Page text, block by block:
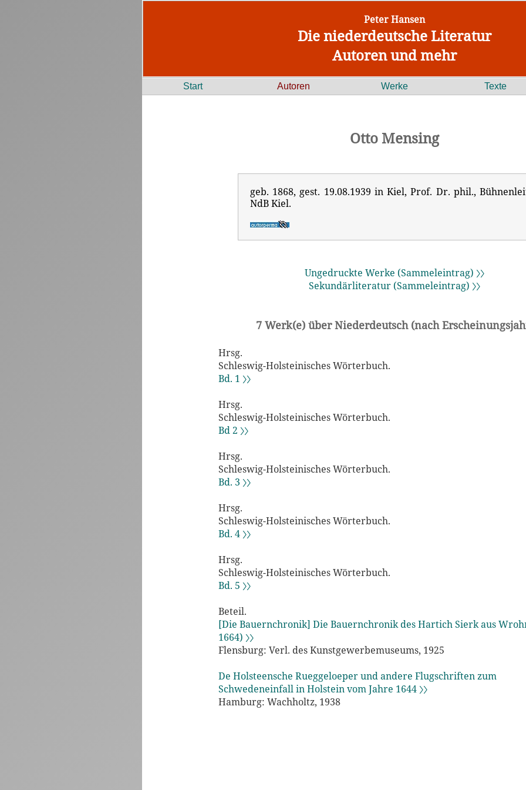
Peter Hansen
Die niederdeutsche Literatur
Autoren und mehr
Start Autoren Werke Texte
Otto Mensing
geb. 1868, gest. 19.08.1939 in Kiel, Prof. Dr. phil.,
NdB Kiel.
Ungedruckte Werke (Sammeleintrag) 〉〉
Sekundärliteratur (Sammeleintrag) 〉〉
7 Werk(e) über Niederdeutsch (nach
Hrsg.
Schleswig-Holsteinisches Wörterbuch.
Bd. 1 〉〉
Hrsg.
Schleswig-Holsteinisches Wörterbuch.
Bd 2 〉〉
Hrsg.
Schleswig-Holsteinisches Wörterbuch.
Bd. 3 〉〉
Hrsg.
Schleswig-Holsteinisches Wörterbuch.
Bd. 4 〉〉
Hrsg.
Schleswig-Holsteinisches Wörterbuch.
Bd. 5 〉〉
Beteil.
[Die Bauernchronik] Die Bauernchronik des Hartich Sierk aus
1664) 〉〉
Flensburg: Verl. des Kunstgewerbemuseums, 1925
De Holsteensche Rueggeloeper und andere Flugschriften zum
Schwedeneinfall in Holstein vom Jahre 1644 〉〉
Hamburg: Wachholtz, 1938